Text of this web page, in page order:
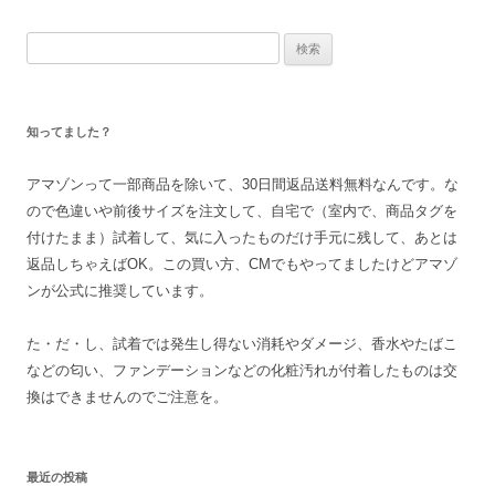
知ってました？
アマゾンって一部商品を除いて、30日間返品送料無料なんです。な
ので色違いや前後サイズを注文して、自宅で（室内で、商品タグを
付けたまま）試着して、気に入ったものだけ手元に残して、あとは
返品しちゃえばOK。この買い方、CMでもやってましたけどアマゾ
ンが公式に推奨しています。
た・だ・し、試着では発生し得ない消耗やダメージ、香水やたばこ
などの匂い、ファンデーションなどの化粧汚れが付着したものは交
換はできませんのでご注意を。
最近の投稿